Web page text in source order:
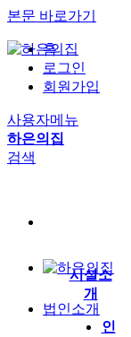
본문 바로가기
홈
로그인
회원가입
사용자메뉴
하은의집
검색
법인소개
시설소
개
인